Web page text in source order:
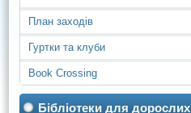
План заходів
Гуртки та клуби
Book Crossing
Бібліотеки для дорослих